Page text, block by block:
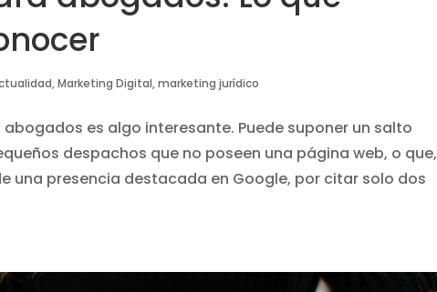
,Marketing Digital,marketing jurídico
es algo interesante. Puede suponer un salto
despachos que no poseen una página web, o que,
una presencia destacada en Google, por citar solo dos